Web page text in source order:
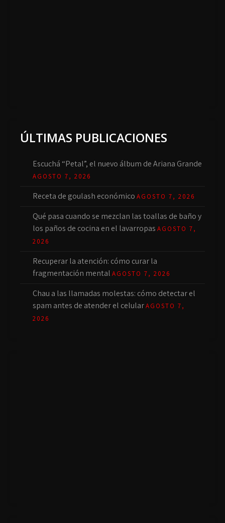
ÚLTIMAS PUBLICACIONES
Escuchá “Petal”, el nuevo álbum de Ariana Grande
AGOSTO 7, 2026
Receta de goulash económico AGOSTO 7, 2026
Qué pasa cuando se mezclan las toallas de baño y
los paños de cocina en el lavarropas AGOSTO 7,
2026
Recuperar la atención: cómo curar la
fragmentación mental AGOSTO 7, 2026
Chau a las llamadas molestas: cómo detectar el
spam antes de atender el celularAGOSTO 7,
2026